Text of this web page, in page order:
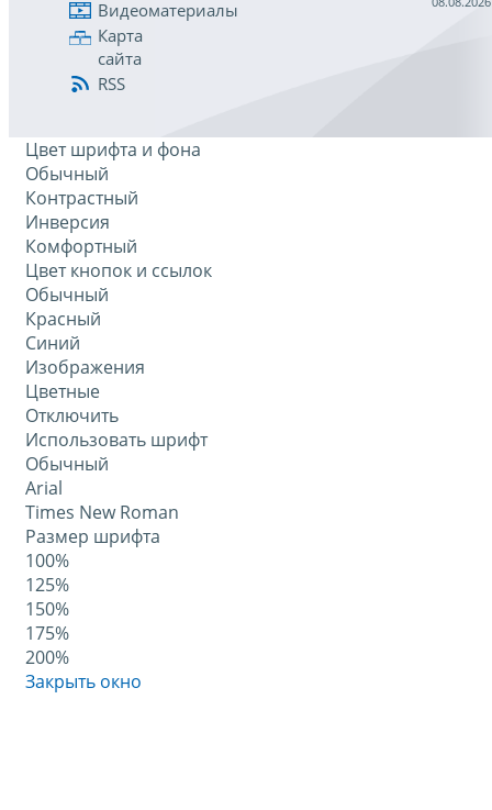
Видеоматериалы
Карта
сайта
RSS
Цвет шрифта и фона
Обычный
Контрастный
Инверсия
Комфортный
Цвет кнопок и ссылок
Обычный
Красный
Синий
Изображения
Цветные
Отключить
Использовать шрифт
Обычный
Arial
Times New Roman
Размер шрифта
100%
125%
150%
175%
200%
Закрыть окно